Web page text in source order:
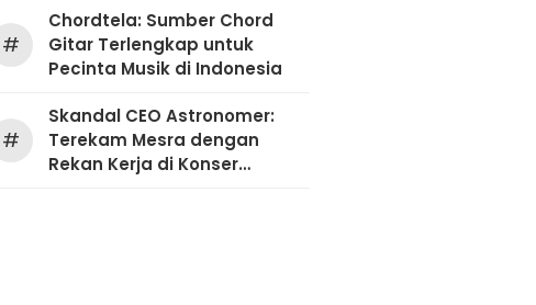
#
Chordtela: Sumber Chord
Gitar Terlengkap untuk
Pecinta Musik di Indonesia
#
Skandal CEO Astronomer:
Terekam Mesra dengan
Rekan Kerja di Konser